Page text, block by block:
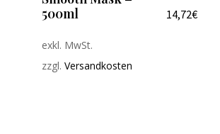
500ml
14,72€
exkl. MwSt.
zzgl. Versandkosten